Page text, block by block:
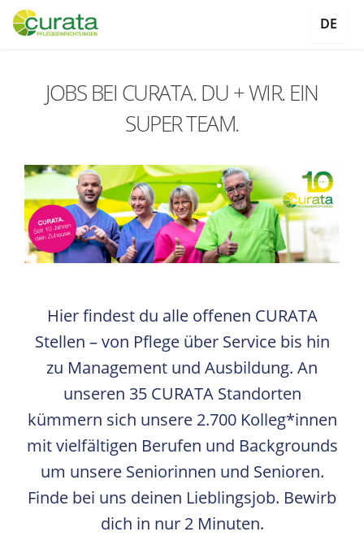
DE
JOBS BEI CURATA. DU + WIR. EIN
SUPER TEAM.
Hier findest du alle offenen CURATA
Stellen – von Pflege über Service bis hin
zu Management und Ausbildung. An
unseren 35 CURATA Standorten
kümmern sich unsere 2.700 Kolleg*innen
mit vielfältigen Berufen und Backgrounds
um unsere Seniorinnen und Senioren.
Finde bei uns deinen Lieblingsjob. Bewirb
dich in nur 2 Minuten.